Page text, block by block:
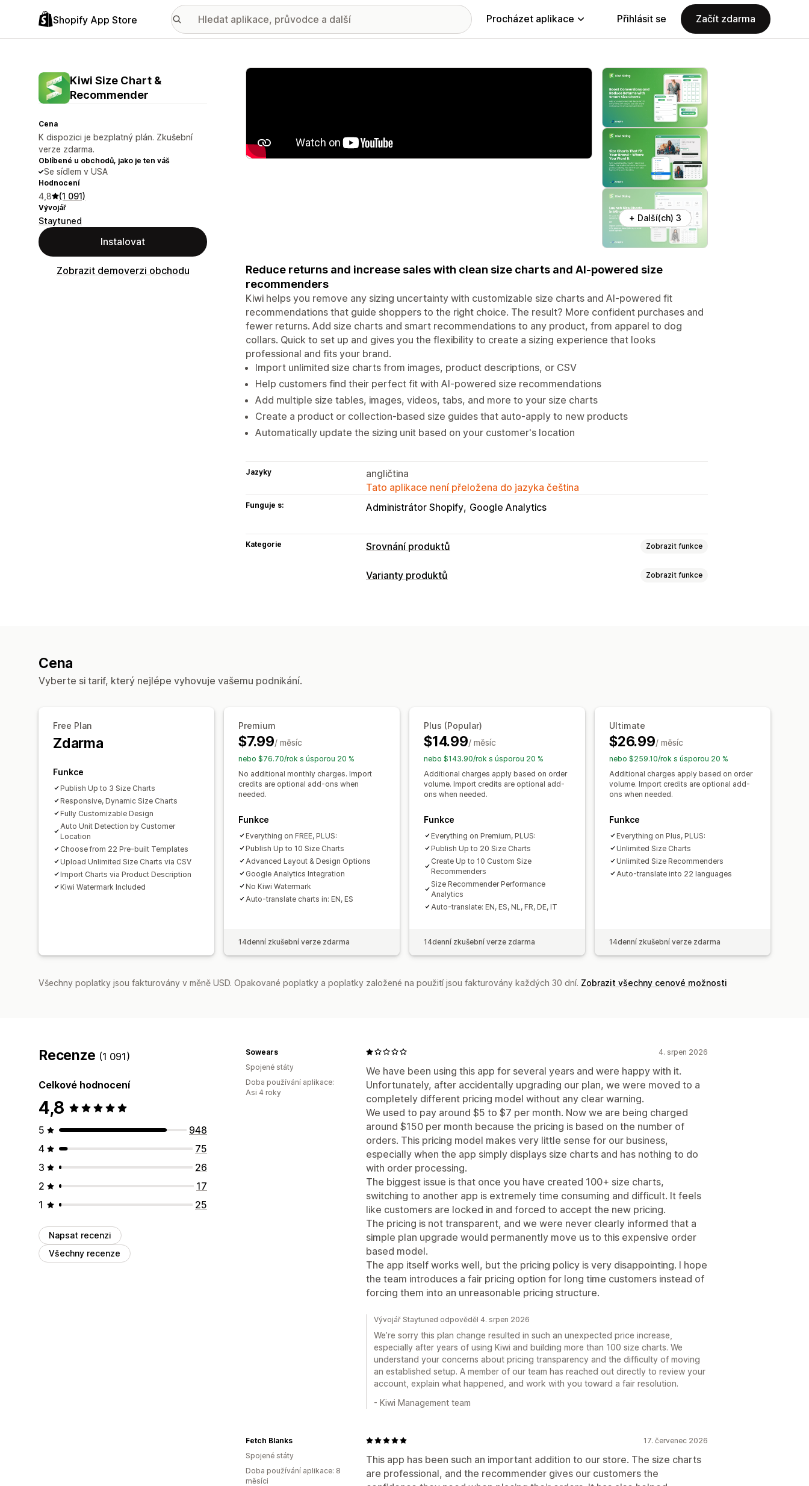
Shopify App Store Procházet aplikace Přihlásit se Začít zdarma
Kiwi Size Chart &
Recommender
Cena
K dispozici je bezplatný plán. Zkušební
verze zdarma.
Oblíbené u obchodů, jako je ten váš
Se sídlem v USA
Hodnocení
4,8 (1 091)
Vývojář
Staytuned
Instalovat
Zobrazit demoverzi obchodu
Galerie propagovaných obrázků
+ Další(ch) 3
Reduce returns and increase sales with clean size charts and AI-powered size
recommenders
Kiwi helps you remove any sizing uncertainty with customizable size charts and AI-powered fit
recommendations that guide shoppers to the right choice. The result? More confident purchases and
fewer returns. Add size charts and smart recommendations to any product, from apparel to dog
collars. Quick to set up and gives you the flexibility to create a sizing experience that looks
professional and fits your brand.
Import unlimited size charts from images, product descriptions, or CSV
Help customers find their perfect fit with AI-powered size recommendations
Add multiple size tables, images, videos, tabs, and more to your size charts
Create a product or collection-based size guides that auto-apply to new products
Automatically update the sizing unit based on your customer's location
Jazyky
angličtina
Tato aplikace není přeložena do jazyka čeština
Funguje s: Administrátor Shopify Google Analytics
Kategorie Srovnání produktů Zobrazit funkce
Srovnávací nástroje
Responzivní design pro mobilní zařízení
Varianty produktů Zobrazit funkce
Dostupnost skladových zásob
Zobrazení produktů, které jsou skladem
Cena
Vyberte si tarif, který nejlépe vyhovuje vašemu podnikání.
Free Plan
Zdarma
Funkce
Publish Up to 3 Size Charts
Responsive, Dynamic Size Charts
Fully Customizable Design
Auto Unit Detection by Customer
Location
Choose from 22 Pre-built Templates
Upload Unlimited Size Charts via CSV
Import Charts via Product Description
Kiwi Watermark Included
Premium
$7.99/ měsíc
nebo $76.70/rok s úsporou 20 %
No additional monthly charges. Import
credits are optional add-ons when
needed.
Funkce
Everything on FREE, PLUS:
Publish Up to 10 Size Charts
Advanced Layout & Design Options
Google Analytics Integration
No Kiwi Watermark
Auto-translate charts in: EN, ES
14denní zkušební verze zdarma
Plus (Popular)
$14.99/ měsíc
nebo $143.90/rok s úsporou 20 %
Additional charges apply based on order
volume. Import credits are optional add-
ons when needed.
Funkce
Everything on Premium, PLUS:
Publish Up to 20 Size Charts
Create Up to 10 Custom Size
Recommenders
Size Recommender Performance
Analytics
Auto-translate: EN, ES, NL, FR, DE, IT
14denní zkušební verze zdarma
Ultimate
$26.99/ měsíc
nebo $259.10/rok s úsporou 20 %
Additional charges apply based on order
volume. Import credits are optional add-
ons when needed.
Funkce
Everything on Plus, PLUS:
Unlimited Size Charts
Unlimited Size Recommenders
Auto-translate into 22 languages
14denní zkušební verze zdarma
Všechny poplatky jsou fakturovány v měně USD. Opakované poplatky a poplatky založené na použití jsou fakturovány každých 30 dní. Zobrazit všechny cenové možnosti
Recenze (1 091)
Celkové hodnocení
4,8
5
948
4
75
3
26
2
17
1
25
Napsat recenzi
Všechny recenze
4. srpen 2026
We have been using this app for several years and were happy with it.
Unfortunately, after accidentally upgrading our plan, we were moved to a
completely different pricing model without any clear warning.
We used to pay around $5 to $7 per month. Now we are being charged
around $150 per month because the pricing is based on the number of
orders. This pricing model makes very little sense for our business,
especially when the app simply displays size charts and has nothing to do
with order processing.
The biggest issue is that once you have created 100+ size charts,
switching to another app is extremely time consuming and difficult. It feels
like customers are locked in and forced to accept the new pricing.
The pricing is not transparent, and we were never clearly informed that a
simple plan upgrade would permanently move us to this expensive order
based model.
The app itself works well, but the pricing policy is very disappointing. I hope
the team introduces a fair pricing option for long time customers instead of
forcing them into an unreasonable pricing structure.
Sowears
Spojené státy
Doba používání aplikace:
Asi 4 roky
Vývojář Staytuned odpověděl 4. srpen 2026
We’re sorry this plan change resulted in such an unexpected price increase,
especially after years of using Kiwi and building more than 100 size charts. We
understand your concerns about pricing transparency and the difficulty of moving
an established setup. A member of our team has reached out directly to review your
account, explain what happened, and work with you toward a fair resolution.
- Kiwi Management team
17. červenec 2026
This app has been such an important addition to our store. The size charts
are professional, and the recommender gives our customers the
Fetch Blanks
Spojené státy
Doba používání aplikace: 8
měsíci